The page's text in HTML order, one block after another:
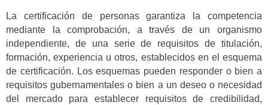
La certificación de personas garantiza la competencia
mediante la comprobación, a través de un organismo
independiente, de una serie de requisitos de titulación,
formación, experiencia u otros, establecidos en el esquema
de certificación. Los esquemas pueden responder o bien a
requisitos gubernamentales o bien a un deseo o necesidad
del mercado para establecer requisitos de credibilidad,